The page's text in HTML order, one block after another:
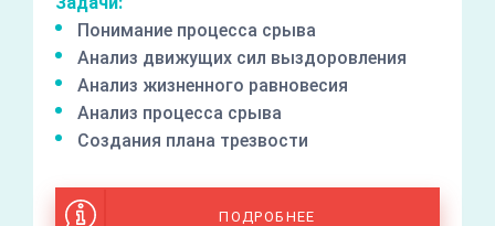
Понимание процесса срыва
Анализ движущих сил выздоровления
Анализ жизненного равновесия
Анализ процесса срыва
Создания плана трезвости
ПОДРОБНЕЕ